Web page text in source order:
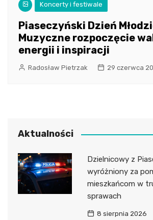
Koncerty i festiwale
Piaseczyński Dzień
Muzyczne rozpoczęcie
energii i inspiracji
Radosław Pietrzak 29 czerwca
Aktualności
Dzielnicowy z
wyróżniony za
mieszkańcom w
sprawach
8 sierpnia 2026